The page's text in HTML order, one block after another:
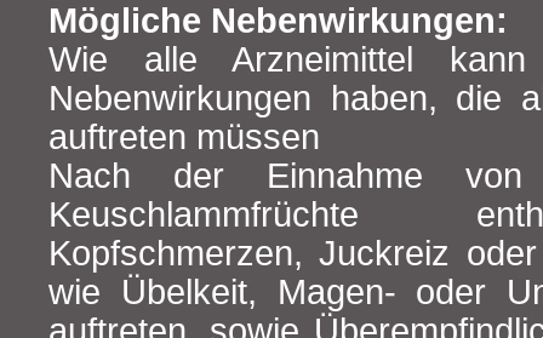
Mögliche Nebenwirkungen:
Wie alle Arzneimittel kann
Nebenwirkungen haben, die
auftreten müssen
Nach der Einnahme von
Keuschlammfrüchte
Kopfschmerzen, Juckreiz
wie Übelkeit, Magen- oder